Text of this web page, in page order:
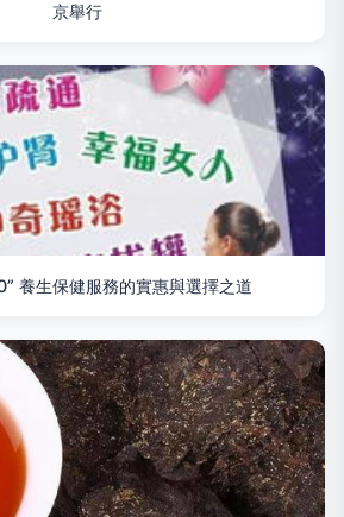
京舉行
養生保健服務的實惠與選擇之道